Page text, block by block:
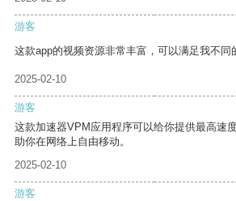
游客
这款app的视频资源非常丰富，可以满足我不同
2025-02-10
游客
这款加速器VPM应用程序可以给你提供最高速
助你在网络上自由移动。
2025-02-10
游客